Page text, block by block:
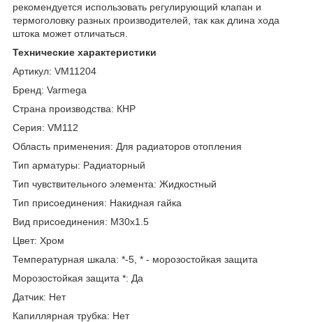
рекомендуется использовать регулирующий клапан и
термоголовку разных производителей, так как длина хода
штока может отличаться.
Технические характеристики
Артикул: VM11204
Бренд: Varmega
Страна производства: КНР
Серия: VM112
Область применения: Для радиаторов отопления
Тип арматуры: Радиаторный
Тип чувствительного элемента: Жидкостный
Тип присоединения: Накидная гайка
Вид присоединения: M30х1.5
Цвет: Хром
Температурная шкала: *-5, * - морозостойкая защита
Морозостойкая защита *: Да
Датчик: Нет
Капиллярная трубка: Нет